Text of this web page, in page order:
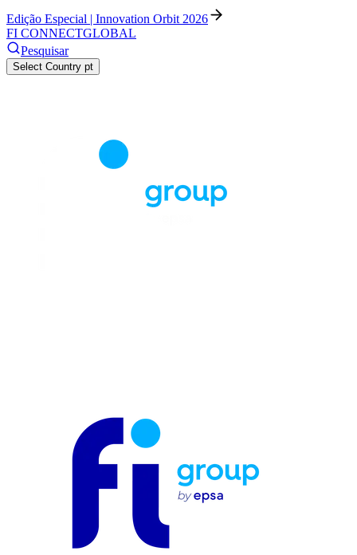
Edição Especial | Innovation Orbit 2026
FI CONNECTGLOBAL
Pesquisar
Select Country pt